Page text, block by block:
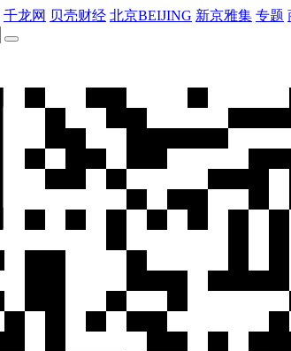
千龙网 贝壳财经 北京BEIJING 新京雅集 专题